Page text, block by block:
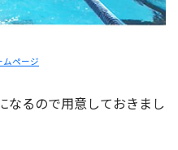
ムページ
なるので用意しておきまし